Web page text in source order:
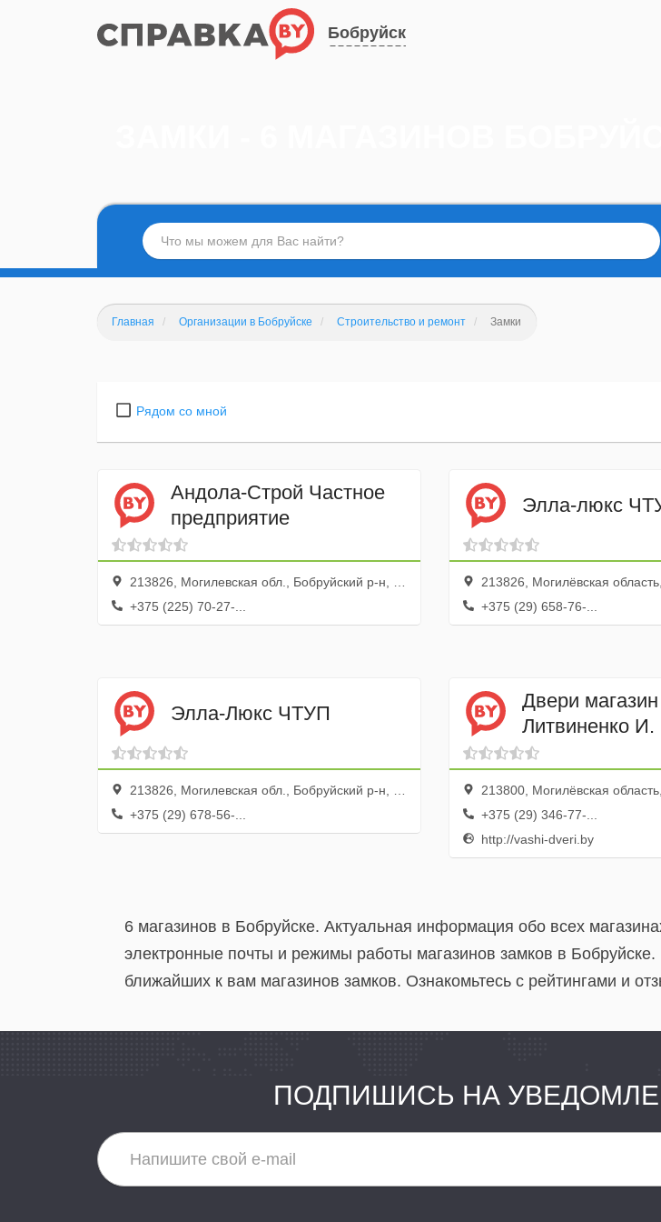
Бобруйск
Главная Организации в Бобруйске Строительство и ремонт Замки
Рядом со мной
Андола-Строй Частное
предприятие
213826, Могилевская обл., Бобруйский р-н, Бобруйск г., ул. Советская, 74, каб. 16
+375 (225) 70-27-...
Элла-люкс
213826, Могилёвская область, Бобруйск,
+375 (29) 658-76-...
Элла-Люкс ЧТУП
213826, Могилевская обл., Бобруйский р-н, Бобруйск г., ул. Советская, 97, 26
+375 (29) 678-56-...
Двери
Литвиненко И.
213800, Могилёвская область, Бобруйск,
+375 (29) 346-77-...
http://vashi-dveri.by
6 магазинов в Бобруйске. Актуальная информация обо всех
электронные почты и режимы работы магазинов замков в
ближайших к вам магазинов замков. Ознакомьтесь с рейтингами и
ПОДПИШИСЬ НА